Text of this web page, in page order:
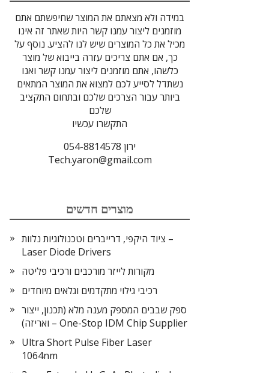
במידה ולא מצאתם את המוצר שחיפשתם אתם
מוזמנים ליצור עמנו קשר היות שאתר זה אינו
מכיל את כל המוצרים שיש לנו להציע. נוסף על
כך, אם אתם צריכים עזרה בייבוא של מוצר
כלשהו, אתם מוזמנים ליצור עמנו קשר ואנו
נשתדל לסייע לכם למצוא את המוצר המתאים
ביותר עבור הצרכים שלכם ובתחום התקציב
שלכם
התקשרו עכשיו
ירון 054-8814578
Tech.yaron@gmail.com
מוצרים חדשים
ציוד היקפי, דרייברים וטכנולוגיות נלוות –
Laser Diode Drivers
מקורות לייזר מורכבים ורכיבי פליטה
רכיבי גילוי מתקדמים וגלאים מיוחדים
ספק שבבים המספק מענה מלא (תכנון, ייצור
ואריזה) – One-Stop IDM Chip Supplier
Ultra Short Pulse Fiber Laser
1064nm